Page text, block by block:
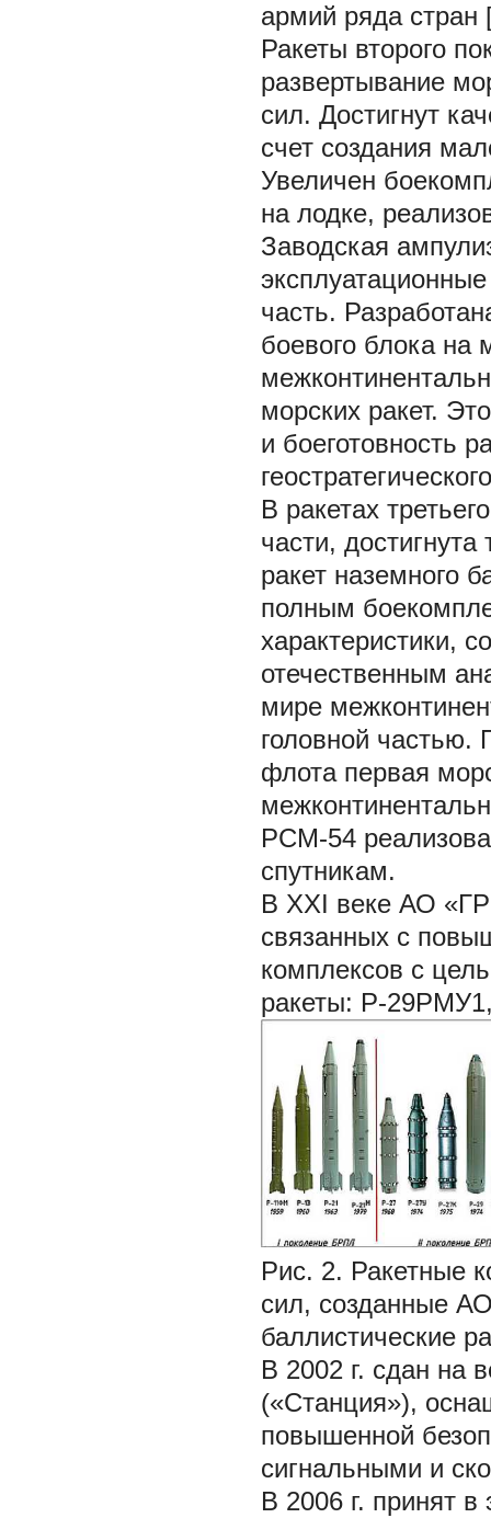
армий ряда стран
Ракеты второго
развертывание
сил. Достигнут
счет создания
Увеличен
на лодке,
Заводская
часть.
боевого блока на
морских ракет.
и боеготовность
В ракетах
части,
ракет наземного
полным
характеристики,
отечественным
мире
головной частью.
флота первая
РСМ-54
спутникам.
В XXI веке АО
связанных с
комплексов с
ракеты: Р-
Рис. 2. Ракетные
сил, созданные
баллистические
В 2002 г. сдан на
(«Станция»),
повышенной
сигнальными и
В 2006 г. принят